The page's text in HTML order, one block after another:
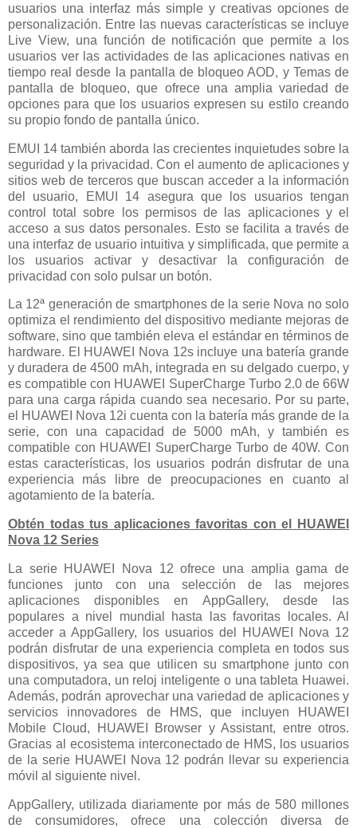
usuarios una interfaz más simple y creativas opciones de
personalización. Entre las nuevas características se incluye
Live View, una función de notificación que permite a los
usuarios ver las actividades de las aplicaciones nativas en
tiempo real desde la pantalla de bloqueo AOD, y Temas de
pantalla de bloqueo, que ofrece una amplia variedad de
opciones para que los usuarios expresen su estilo creando
su propio fondo de pantalla único.
EMUI 14 también aborda las crecientes inquietudes sobre la
seguridad y la privacidad. Con el aumento de aplicaciones y
sitios web de terceros que buscan acceder a la información
del usuario, EMUI 14 asegura que los usuarios tengan
control total sobre los permisos de las aplicaciones y el
acceso a sus datos personales. Esto se facilita a través de
una interfaz de usuario intuitiva y simplificada, que permite a
los usuarios activar y desactivar la configuración de
privacidad con solo pulsar un botón.
La 12ª generación de smartphones de la serie Nova no solo
optimiza el rendimiento del dispositivo mediante mejoras de
software, sino que también eleva el estándar en términos de
hardware. El HUAWEI Nova 12s incluye una batería grande
y duradera de 4500 mAh, integrada en su delgado cuerpo, y
es compatible con HUAWEI SuperCharge Turbo 2.0 de 66W
para una carga rápida cuando sea necesario. Por su parte,
el HUAWEI Nova 12i cuenta con la batería más grande de la
serie, con una capacidad de 5000 mAh, y también es
compatible con HUAWEI SuperCharge Turbo de 40W. Con
estas características, los usuarios podrán disfrutar de una
experiencia más libre de preocupaciones en cuanto al
agotamiento de la batería.
Obtén todas tus aplicaciones favoritas con el HUAWEI
Nova 12 Series
La serie HUAWEI Nova 12 ofrece una amplia gama de
funciones junto con una selección de las mejores
aplicaciones disponibles en AppGallery, desde las
populares a nivel mundial hasta las favoritas locales. Al
acceder a AppGallery, los usuarios del HUAWEI Nova 12
podrán disfrutar de una experiencia completa en todos sus
dispositivos, ya sea que utilicen su smartphone junto con
una computadora, un reloj inteligente o una tableta Huawei.
Además, podrán aprovechar una variedad de aplicaciones y
servicios innovadores de HMS, que incluyen HUAWEI
Mobile Cloud, HUAWEI Browser y Assistant, entre otros.
Gracias al ecosistema interconectado de HMS, los usuarios
de la serie HUAWEI Nova 12 podrán llevar su experiencia
móvil al siguiente nivel.
AppGallery, utilizada diariamente por más de 580 millones
de consumidores, ofrece una colección diversa de